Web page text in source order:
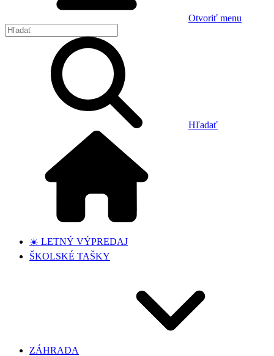
Otvoriť menu
Hľadať
☀️ LETNÝ VÝPREDAJ
ŠKOLSKÉ TAŠKY
ZÁHRADA